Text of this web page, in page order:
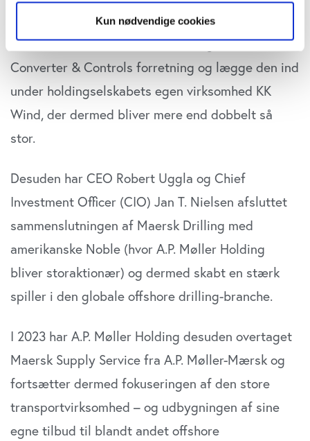
Hvis du tillader det, vil vi også gerne:
Indsamle præcise oplysninger om din placering,
der kan være nøjagtig inden for få meter
Identificere din enhed baseret på en scanning af
dens unikke karakteristika (fingerprinting)
Dine valg anvendes på hele websitet.
annoncer, til at vise dig funktioner til sociale medier og til
at analysere vores trafik. Vi deler også oplysninger om
sociale medier, annonceringspartnere og
analysepartnere. Vores partnere kan kombinere disse
data med andre oplysninger, du har givet dem, eller som
de har indsamlet fra din brug af deres tjenester. Du
samtykker til vores cookies, hvis du fortsætter med at
Kun nødvendige cookies
A.P. Møller Holding har i årets løb omstruktureret
i vindmøllebranchen ved at overtage Vestas’
Converter & Controls forretning og lægge den ind
under holdingselskabets egen virksomhed KK
Wind, der dermed bliver mere end dobbelt så
stor.
Desuden har CEO Robert Uggla og Chief
Investment Officer (CIO) Jan T. Nielsen afsluttet
sammenslutningen af Maersk Drilling med
amerikanske Noble (hvor A.P. Møller Holding
bliver storaktionær) og dermed skabt en stærk
spiller i den globale offshore drilling-branche.
I 2023 har A.P. Møller Holding desuden overtaget
Maersk Supply Service fra A.P. Møller-Mærsk og
fortsætter dermed fokuseringen af den store
transportvirksomhed – og udbygningen af sine
egne tilbud til blandt andet offshore